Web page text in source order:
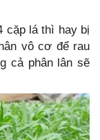
cặp lá thì hay bị
vô cơ để rau
cả phân lân sẽ